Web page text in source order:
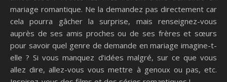
mariage romantique. Ne la demandez pas directement car
cela pourra gâcher la surprise, mais renseignez-vous
auprès de ses amis proches ou de ses frères et sœurs
pour savoir quel genre de demande en mariage imagine-t-
elle ? Si vous manquez d’idées malgré, sur ce que vous
allez dire, allez-vous vous mettre à genoux ou pas, etc.